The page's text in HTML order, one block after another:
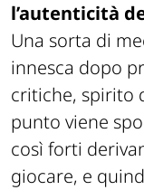
l’autenticità
Una sorta di
innesca dopo
critiche, spirito
punto viene
così forti
giocare, e